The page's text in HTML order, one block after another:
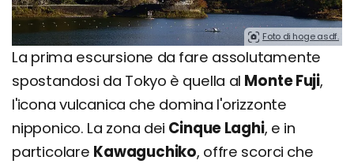
Foto di hoge asdf.
La prima escursione da fare assolutamente
spostandosi da Tokyo è quella al Monte Fuji,
l'icona vulcanica che domina l'orizzonte
nipponico. La zona dei Cinque Laghi, e in
particolare Kawaguchiko, offre scorci che